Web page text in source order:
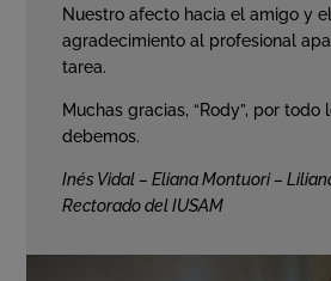
Nuestro afecto hacia el amigo y el
agradecimiento al profesional
tarea.
Muchas gracias, “Rody”, por todo
debemos.
Inés Vidal – Eliana Montuori –
Rectorado del IUSAM